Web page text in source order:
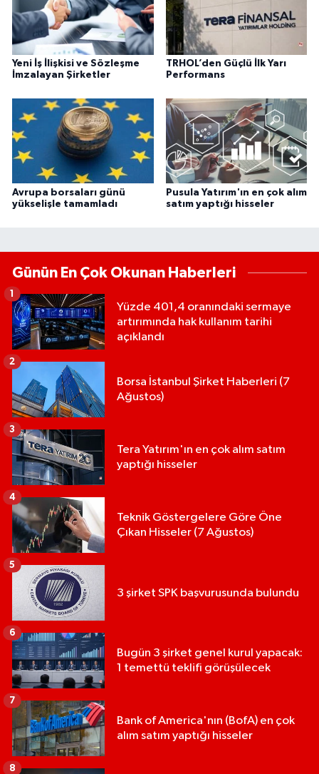
Yeni İş İlişkisi ve Sözleşme
İmzalayan Şirketler
TRHOL’den Güçlü İlk Yarı
Performans
Avrupa borsaları günü
yükselişle tamamladı
Pusula Yatırım'ın en çok alım
satım yaptığı hisseler
Günün En Çok Okunan Haberleri
Yüzde 401,4 oranındaki sermaye
artırımında hak kullanım tarihi
açıklandı
1
Borsa İstanbul Şirket Haberleri (7
Ağustos)
2
Tera Yatırım'ın en çok alım satım
yaptığı hisseler
3
Teknik Göstergelere Göre Öne
Çıkan Hisseler (7 Ağustos)
4
3 şirket SPK başvurusunda bulundu
5
Bugün 3 şirket genel kurul yapacak:
1 temettü teklifi görüşülecek
6
Bank of America'nın (BofA) en çok
alım satım yaptığı hisseler
7
8